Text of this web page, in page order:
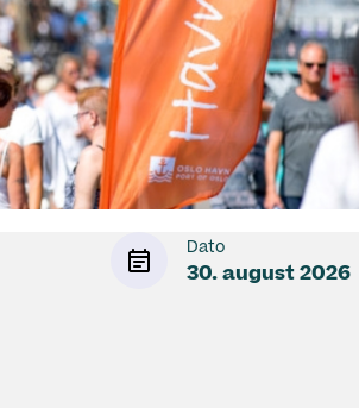
Dato
30. august 2026